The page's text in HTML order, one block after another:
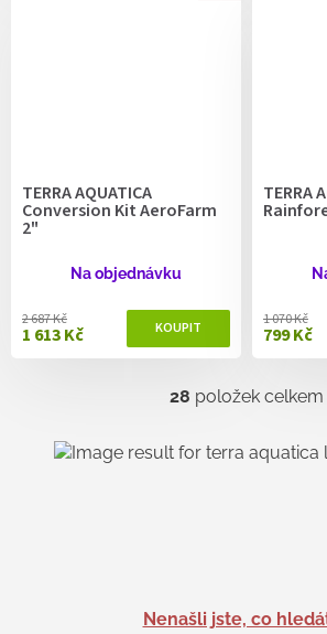
TERRA AQUATICA
Conversion Kit AeroFarm
2"
Na objednávku
1 613 Kč
2 687 Kč
TERRA
799 Kč
1 070 Kč
O
l
á
v
28 položek celkem
Nenašli jste, co